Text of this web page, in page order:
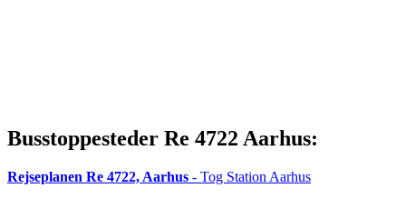
Busstoppesteder Re 4722 Aarhus:
Rejseplanen Re 4722, Aarhus - Tog Station Aarhus